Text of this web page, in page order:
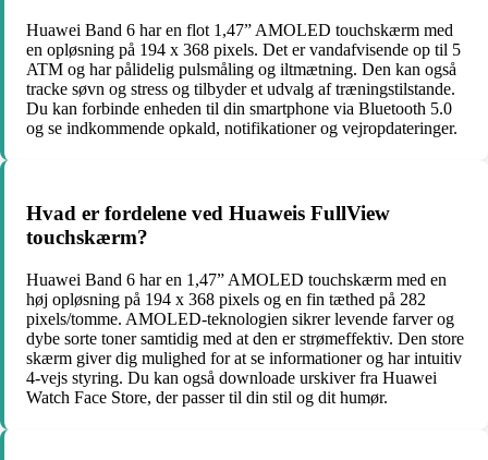
Huawei Band 6 har en flot 1,47” AMOLED touchskærm med
en opløsning på 194 x 368 pixels. Det er vandafvisende op til 5
ATM og har pålidelig pulsmåling og iltmætning. Den kan også
tracke søvn og stress og tilbyder et udvalg af træningstilstande.
Du kan forbinde enheden til din smartphone via Bluetooth 5.0
og se indkommende opkald, notifikationer og vejropdateringer.
Hvad er fordelene ved Huaweis FullView
touchskærm?
Huawei Band 6 har en 1,47” AMOLED touchskærm med en
høj opløsning på 194 x 368 pixels og en fin tæthed på 282
pixels/tomme. AMOLED-teknologien sikrer levende farver og
dybe sorte toner samtidig med at den er strømeffektiv. Den store
skærm giver dig mulighed for at se informationer og har intuitiv
4-vejs styring. Du kan også downloade urskiver fra Huawei
Watch Face Store, der passer til din stil og dit humør.